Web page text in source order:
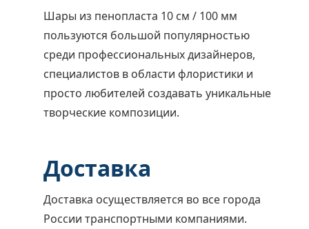
Шары из пенопласта 10 см / 100 мм
пользуются большой популярностью
среди профессиональных дизайнеров,
специалистов в области флористики и
просто любителей создавать уникальные
творческие композиции.
Доставка
Доставка осуществляется во все города
России транспортными компаниями.